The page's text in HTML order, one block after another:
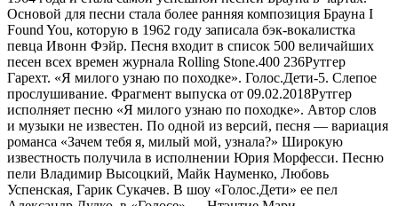
Основой для песни стала более ранняя композиция Брауна I
Found You, которую в 1962 году записала бэк-вокалистка
певца Ивонн Фэйр. Песня входит в список 500 величайших
песен всех времен журнала Rolling Stone.400 236Рутгер
Гарехт. «Я милого узнаю по походке». Голос.Дети-5. Слепое
прослушивание. Фрагмент выпуска от 09.02.2018Рутгер
исполняет песню «Я милого узнаю по походке». Автор слов
и музыки не известен. По одной из версий, песня — вариация
романса «Зачем тебя я, милый мой, узнала?» Широкую
известность получила в исполнении Юрия Морфесси. Песню
пели Владимир Высоцкий, Майк Науменко, Любовь
Успенская, Гарик Сукачев. В шоу «Голос.Дети» ее пел